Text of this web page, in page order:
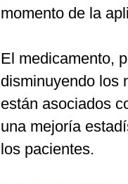
momento de la
El medicamento,
disminuyendo los
están asociados
una mejoría
los pacientes.